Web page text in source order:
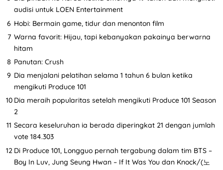
audisi untuk LOEN Entertainment
Hobi: Bermain game, tidur dan menonton film
Warna favorit: Hijau, tapi kebanyakan pakainya berwarna
hitam
Panutan: Crush
Dia menjalani pelatihan selama 1 tahun 6 bulan ketika
mengikuti Produce 101
Dia meraih popularitas setelah mengikuti Produce 101 Season
2
Secara keseluruhan ia berada diperingkat 21 dengan jumlah
vote 184.303
Di Produce 101, Longguo pernah tergabung dalam tim BTS –
Boy In Luv, Jung Seung Hwan – If It Was You dan Knock/(노